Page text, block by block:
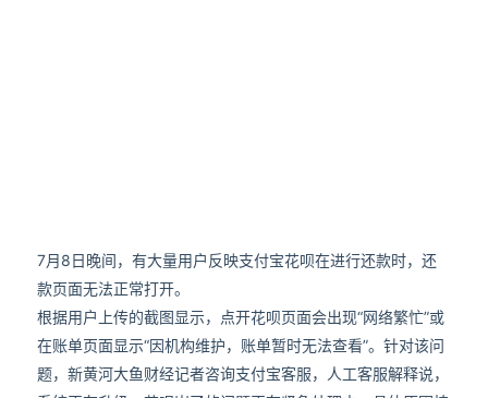
7月8日晚间，有大量用户反映支付宝花呗在进行还款时，还
款页面无法正常打开。
根据用户上传的截图显示，点开花呗页面会出现“网络繁忙”或
在账单页面显示“因机构维护，账单暂时无法查看”。针对该问
题，新黄河大鱼财经记者咨询支付宝客服，人工客服解释说，